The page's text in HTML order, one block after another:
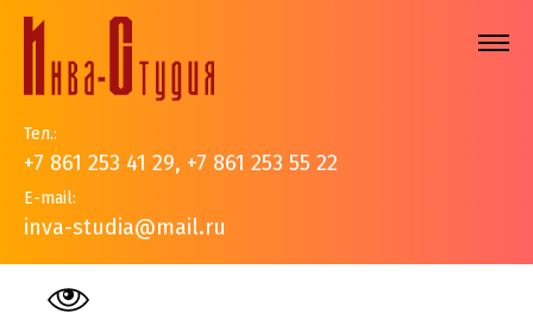
Тел.:
+7 861 253 41 29, +7 861 253 55 22
E-mail:
inva-studia@mail.ru
На главную > Наши работы > Золотые купола > Храм